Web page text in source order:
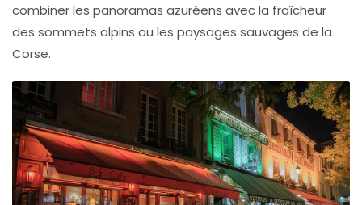
combiner les panoramas azuréens avec la fraîcheur
des sommets alpins ou les paysages sauvages de la
Corse.